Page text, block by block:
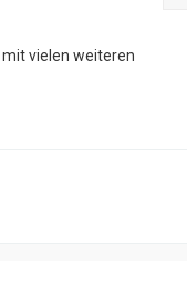
vielen weiteren